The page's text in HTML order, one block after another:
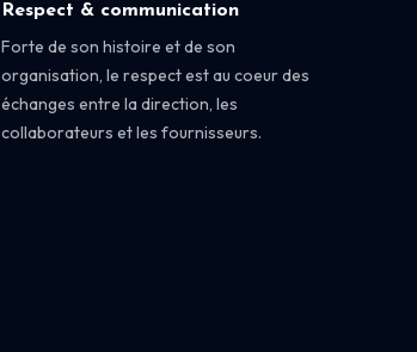
Respect & communication
Forte de son histoire et de son
organisation, le respect est au coeur des
échanges entre la direction, les
collaborateurs et les fournisseurs.